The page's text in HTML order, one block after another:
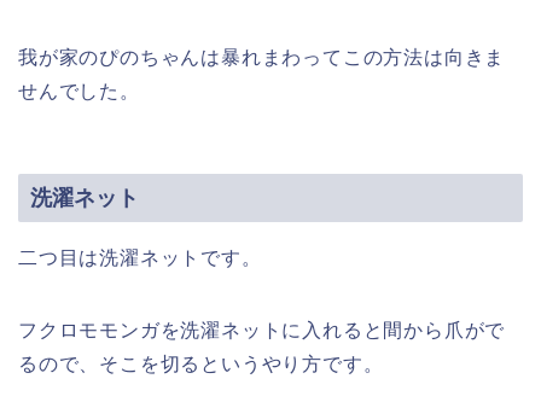
我が家のぴのちゃんは暴れまわってこの方法は向きま
せんでした。
洗濯ネット
二つ目は洗濯ネットです。
フクロモモンガを洗濯ネットに入れると間から爪がで
るので、そこを切るというやり方です。